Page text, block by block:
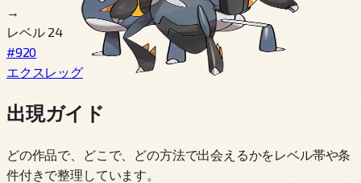
→
レベル 24
#920
エクスレッグ
出現ガイド
どの作品で、どこで、どの方法で出会えるかをレベル帯や条
件付きで整理しています。